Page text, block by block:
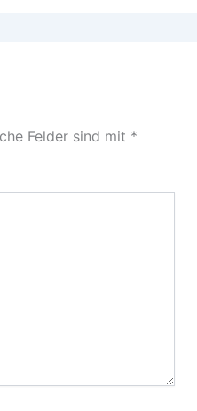
Felder sind mit *